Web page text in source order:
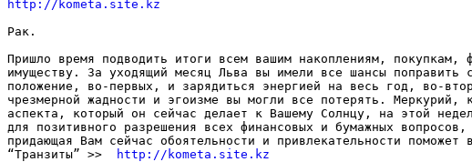
http://kometa.site.kz
Рак.
Пришло время подводить итоги всем вашим накоплениям, покупкам,
имуществу. За уходящий месяц Льва вы имели все шансы поправить
положение, во-первых, и зарядиться энергией на весь год, во-
чрезмерной жадности и эгоизме вы могли все потерять. Меркурий,
аспекта, который он сейчас делает к Вашему Солнцу, на этой
для позитивного разрешения всех финансовых и бумажных
придающая Вам сейчас обоятельности и привлекательности
“Транзиты” >>
http://kometa.site.kz